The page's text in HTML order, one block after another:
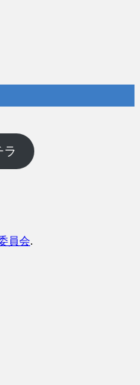
員会.